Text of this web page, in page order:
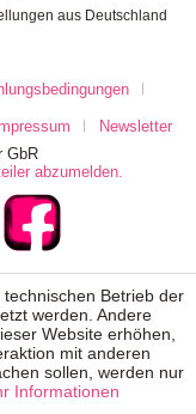
aus Deutschland
Impressum
Newsletter
GbR
abzumelden.
Betrieb der
werden. Andere
Website erhöhen,
mit anderen
sollen, werden nur
Informationen